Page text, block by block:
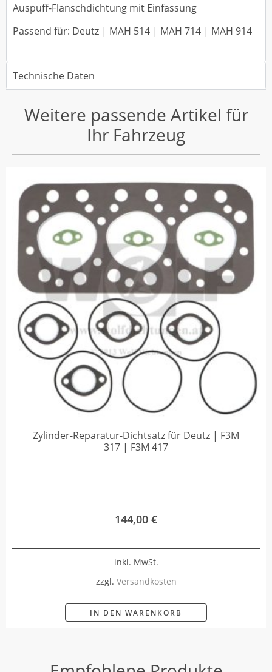
Auspuff-Flanschdichtung mit Einfassung
Passend für: Deutz | MAH 514 | MAH 714 | MAH 914
Technische Daten
Weitere passende Artikel für
Ihr Fahrzeug
Zylinder-Reparatur-Dichtsatz für Deutz | F3M
317 | F3M 417
144,00 €
inkl. MwSt.
zzgl. Versandkosten
IN DEN WARENKORB